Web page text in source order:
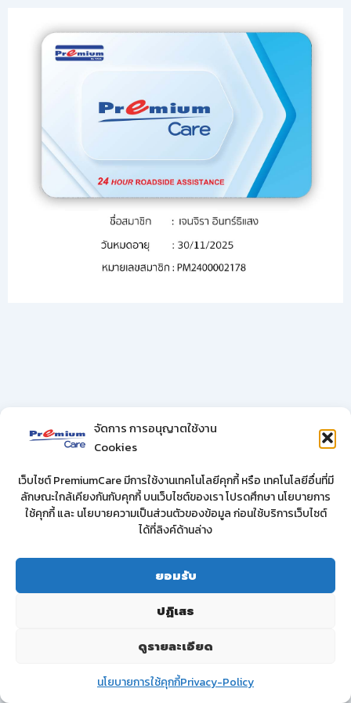
จัดการ การอนุญาตใช้งาน
Cookies
เว็บไซต์ PremiumCare มีการใช้งานเทคโนโลยีคุกกี้ หรือ เทคโนโลยีอื่นที่มี
ลักษณะใกล้เคียงกันกับคุกกี้ บนเว็บไซต์ของเรา โปรดศึกษา นโยบายการ
ใช้คุกกี้ และ นโยบายความเป็นส่วนตัวของข้อมูล ก่อนใช้บริการเว็บไซต์
ได้ที่ลิงค์ด้านล่าง
ยอมรับ
ปฏิเสธ
ดูรายละเอียด
นโยบายการใช้คุกกี้Privacy-Policy